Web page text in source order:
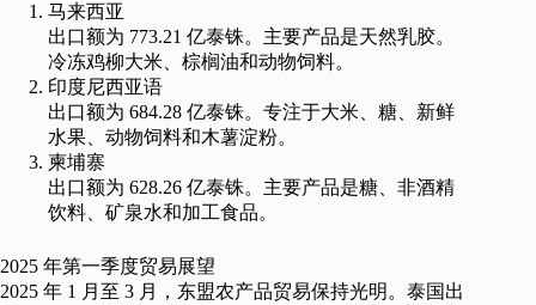
马来西亚
出口额为 773.21 亿泰铢。主要产品是天然乳胶。
冷冻鸡柳大米、棕榈油和动物饲料。
印度尼西亚语
出口额为 684.28 亿泰铢。专注于大米、糖、新鲜
水果、动物饲料和木薯淀粉。
柬埔寨
出口额为 628.26 亿泰铢。主要产品是糖、非酒精
饮料、矿泉水和加工食品。
2025 年第一季度贸易展望
2025 年 1 月至 3 月，东盟农产品贸易保持光明。泰国出